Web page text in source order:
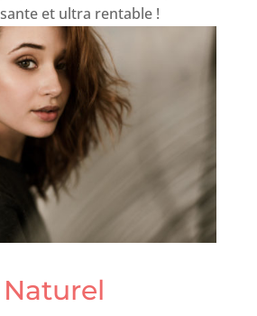
et ultra rentable !